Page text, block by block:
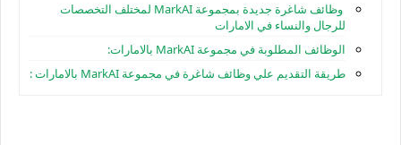
وظائف شاغرة جديدة بمجموعة MarkAI لمختلف التخصصات
للرجال والنساء في الامارات
الوظائف المطلوبة في مجموعة MarkAI بالامارات:
طريقة التقديم علي وظائف شاغرة في مجموعة MarkAI بالامارات :